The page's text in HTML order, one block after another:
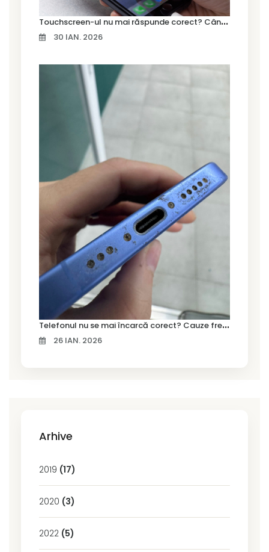
T
ouchscreen-ul nu mai răspunde corect? Când trebuie schimbat display-ul
30 IAN. 2026
T
elefonul nu se mai încarcă corect? Cauze frecvente și soluții la service în Timișoara
26 IAN. 2026
Arhive
2019 (17)
2020 (3)
2022 (5)